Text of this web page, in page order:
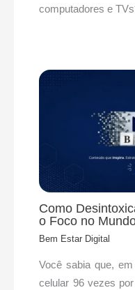
computadores e
Como
o Foco no
Bem Estar Digital
Você sabia que,
celular 96 vezes